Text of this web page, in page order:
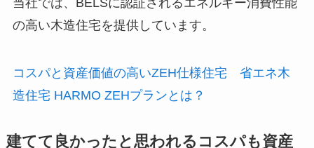
の高い木造住宅を提供しています。
コスパと資産価値の高いZEH仕様住宅 省エネ木
造住宅 HARMO ZEHプランとは？
建てて良かったと思われるコスパも資産